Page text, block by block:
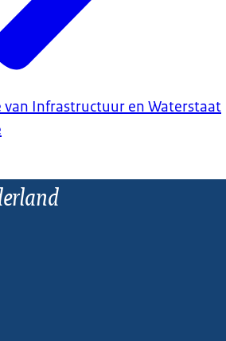
Infrastructuur en Waterstaat